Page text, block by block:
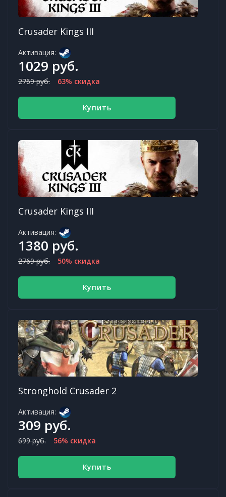
Crusader Kings III
Активация:
1029 руб.
2769 руб. 63% скидка
Купить
Crusader Kings III
Активация:
1380 руб.
2769 руб. 50% скидка
Купить
Stronghold Crusader 2
Активация:
309 руб.
699 руб. 56% скидка
Купить